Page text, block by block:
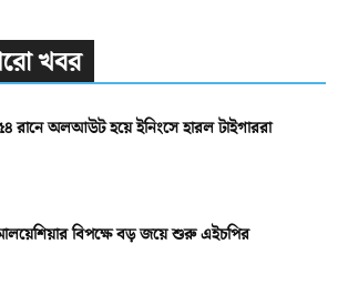
খবর
রানে অলআউট হয়ে ইনিংসে হারল টাইগাররা
বিপক্ষে বড় জয়ে শুরু এইচপির